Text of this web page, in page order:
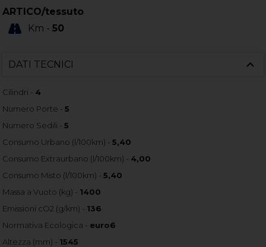
ARTICO/tessuto
Km -50
DATI TECNICI
Cilindri - 4
Numero Porte -5
Numero Sedili -5
Consumo Urbano (l/100km) -5,40
Consumo Extraurbano (l/100km) - 4,00
Consumo Misto (l/100km) -5,40
Massa a Vuoto (kg) - 1400
Emissioni cO2 (g/km) - 136
Normativa Ecologica - euro6
Altezza (mm) - 1545